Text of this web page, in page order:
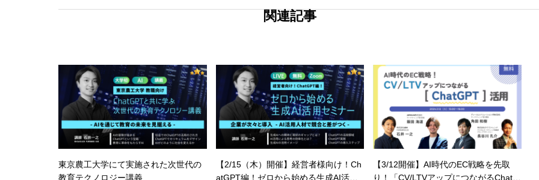
関連記事
東京農工大学にて実施された次世代の
教育テクノロジー講義
【2/15（木）開催】経営者様向け！Ch
atGPT編！ゼロから始める生成AI活用
【3/12開催】AI時代のEC戦略を先取
り！「CV/LTVアップにつながるChatG